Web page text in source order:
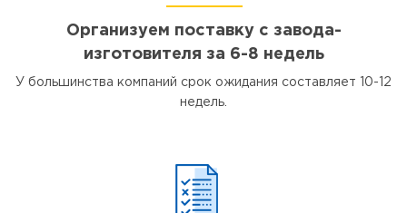
Организуем поставку с завода-
изготовителя за 6-8 недель
У большинства компаний срок ожидания составляет 10-12
недель.